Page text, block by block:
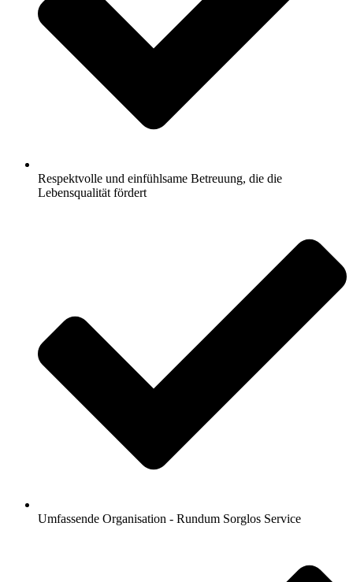
Respektvolle und einfühlsame Betreuung, die die
Lebensqualität fördert
Umfassende Organisation - Rundum Sorglos Service